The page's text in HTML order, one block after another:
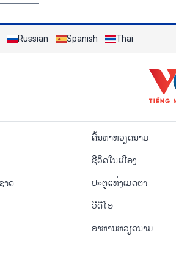
Russian Spanish Thai
ຄົ້ນຫາຫວຽດນາມ
ຊີ​ວິດ​ໃນ​ເມືອງ
າດ
ປະຕູແຫ່ງເມດຕາ
ວີດີໂອ
ອາຫານຫວຽດນາມ